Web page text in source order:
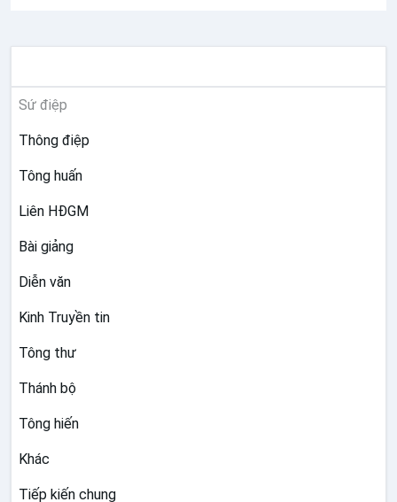
trời, bình an dưới thế cho người Chúa
thương
Đức Bênêđictô XVI
Năm 2011:
Năm 2010:
Sứ điệp
Thông điệp
Tông huấn
Liên HĐGM
Bài giảng
Diễn văn
Kinh Truyền tin
Tông thư
Thánh bộ
Tông hiến
Khác
Tiếp kiến chung